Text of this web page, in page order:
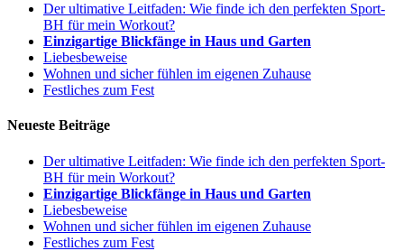
Der ultimative Leitfaden: Wie finde ich den perfekten Sport-
BH für mein Workout?
Einzigartige Blickfänge in Haus und Garten
Liebesbeweise
Wohnen und sicher fühlen im eigenen Zuhause
Festliches zum Fest
Neueste Beiträge
Der ultimative Leitfaden: Wie finde ich den perfekten Sport-
BH für mein Workout?
Einzigartige Blickfänge in Haus und Garten
Liebesbeweise
Wohnen und sicher fühlen im eigenen Zuhause
Festliches zum Fest